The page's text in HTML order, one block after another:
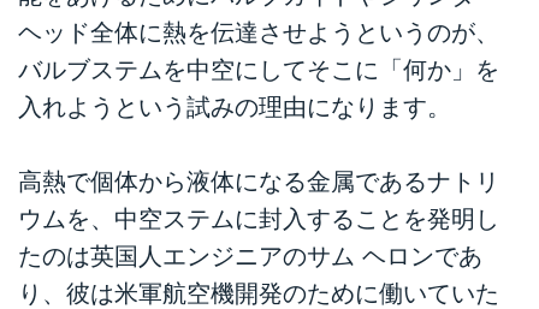
ヘッド全体に熱を伝達させようというのが、
バルブステムを中空にしてそこに「何か」を
入れようという試みの理由になります。
高熱で個体から液体になる金属であるナトリ
ウムを、中空ステムに封入することを発明し
たのは英国人エンジニアのサム ヘロンであ
り、彼は米軍航空機開発のために働いていた